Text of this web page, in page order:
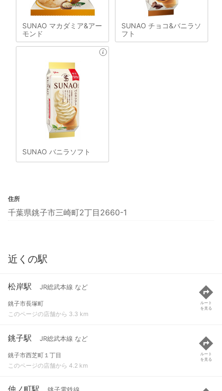
SUNAO マカダミア&アー
モンド
SUNAO チョコ&バニラソ
フト
SUNAO バニラソフト
住所
千葉県銚子市三崎町2丁目2660-1
近くの駅
松岸駅 JR総武本線 など
銚子市長塚町
このページの店舗から 3.3 km
ルート
を見る
銚子駅 JR総武本線 など
銚子市西芝町１丁目
このページの店舗から 4.2 km
ルート
を見る
仲ノ町駅